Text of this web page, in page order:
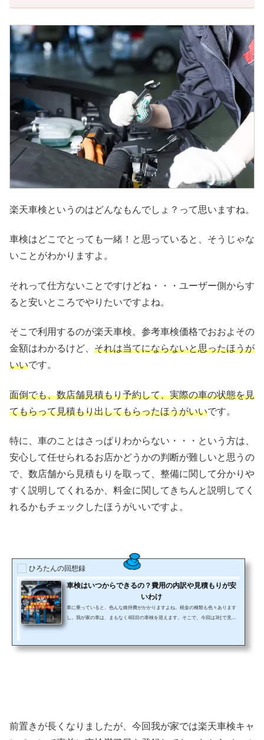
楽天車検というのはどんなもんでしょ？って思いますね。
車検はどこでとっても一緒！と思っていると、そうじゃな
いことがわかりますよ。
それって仕方ないことですけどね・・・ユーザー側からす
ると安いところでやりたいですよね。
そこで利用するのが楽天車検。参考車検価格でおおよその
金額はわかるけど、 それは当てにならないと思ったほうが
いいです。
面倒でも、数店舗見積もり予約して、実際の車の状態を見
てもらって見積もり出してもらったほうがいいです。
特に、車のことはさっぱりわからない・・・という方は、
安心して任せられるお店かどうかの判断が難しいと思うの
で、数店舗から見積もりを取って、整備に関して分かりや
すく説明してくれるか、料金に関してきちんと説明してく
れるかもチェックしたほうがいいですよ。
ひろたんの回想録
車検はいつからできるの？費用の内訳や見積もりが安
いわけ
車に乗っていると、色んな維持費がかかりますよね。税金の種類も色々あります
し。我が家の車は、まもなく4回目の車検を迎えます。そこで、今回は3社で見積
前置きが長くなりましたが、今回我が家では楽天車検キャ